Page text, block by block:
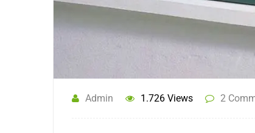
Admin 1.726 Views 2